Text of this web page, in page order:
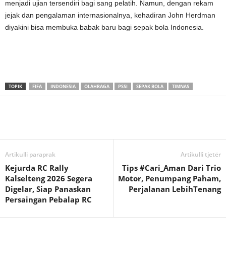
menjadi ujian tersendiri bagi sang pelatih. Namun, dengan rekam
jejak dan pengalaman internasionalnya, kehadiran John Herdman
diyakini bisa membuka babak baru bagi sepak bola Indonesia.
TOPIK FIFA INDONESIA OLAHRAGA PSSI SEPAK BOLA TIMNAS
Artikulli paraprak
Kejurda RC Rally
Kalselteng 2026 Segera
Digelar, Siap Panaskan
Persaingan Pebalap RC
Artikulli tjetër
Tips #Cari_Aman Dari Trio
Motor, Penumpang Paham,
Perjalanan LebihTenang